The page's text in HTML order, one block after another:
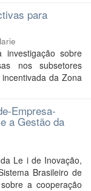
para
sobre
nos subsetores
da Zona
Empresa-
a Gestão da
Le i de Inovação,
Brasileiro de
a cooperação